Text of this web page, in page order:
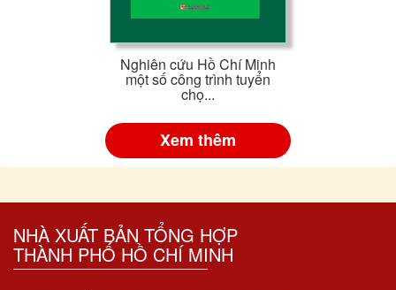
Nghiên cứu Hồ Chí Minh
một số công trình tuyển
chọ...
Xem thêm
NHÀ XUẤT BẢN TỔNG HỢP
THÀNH PHỐ HỒ CHÍ MINH